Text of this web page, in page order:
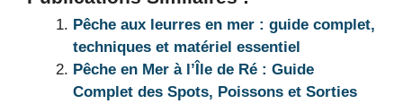
Pêche aux leurres en mer : guide complet,
techniques et matériel essentiel
Pêche en Mer à l’Île de Ré : Guide
Complet des Spots, Poissons et Sorties